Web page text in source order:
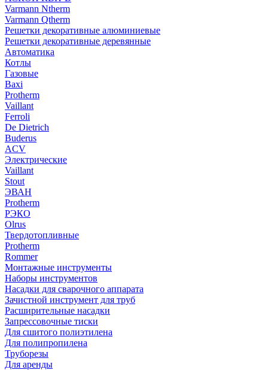
Varmann Ntherm
Varmann Qtherm
Решетки декоративные алюминиевые
Решетки декоративные деревянные
Автоматика
Котлы
Газовые
Baxi
Protherm
Vaillant
Ferroli
De Dietrich
Buderus
ACV
Электрические
Vaillant
Stout
ЭВАН
Protherm
РЭКО
Olrus
Твердотопливные
Protherm
Rommer
Монтажные инструменты
Наборы инструментов
Насадки для сварочного аппарата
Зачистной инструмент для труб
Расширительные насадки
Запрессовочные тиски
Для сшитого полиэтилена
Для полипропилена
Труборезы
Для аренды